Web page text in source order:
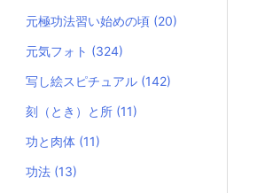
元極功法習い始めの頃 (20)
元気フォト (324)
写し絵スピチュアル (142)
刻（とき）と所 (11)
功と肉体 (11)
功法 (13)